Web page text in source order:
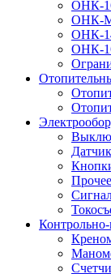
ОНК-
ОНК-М
ОНК-
ОНК-